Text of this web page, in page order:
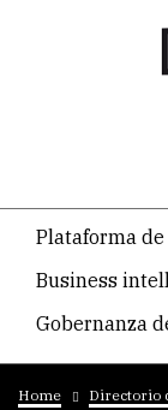
temática
principal
Plataforma
Business
Gobernanza
Home Directorio